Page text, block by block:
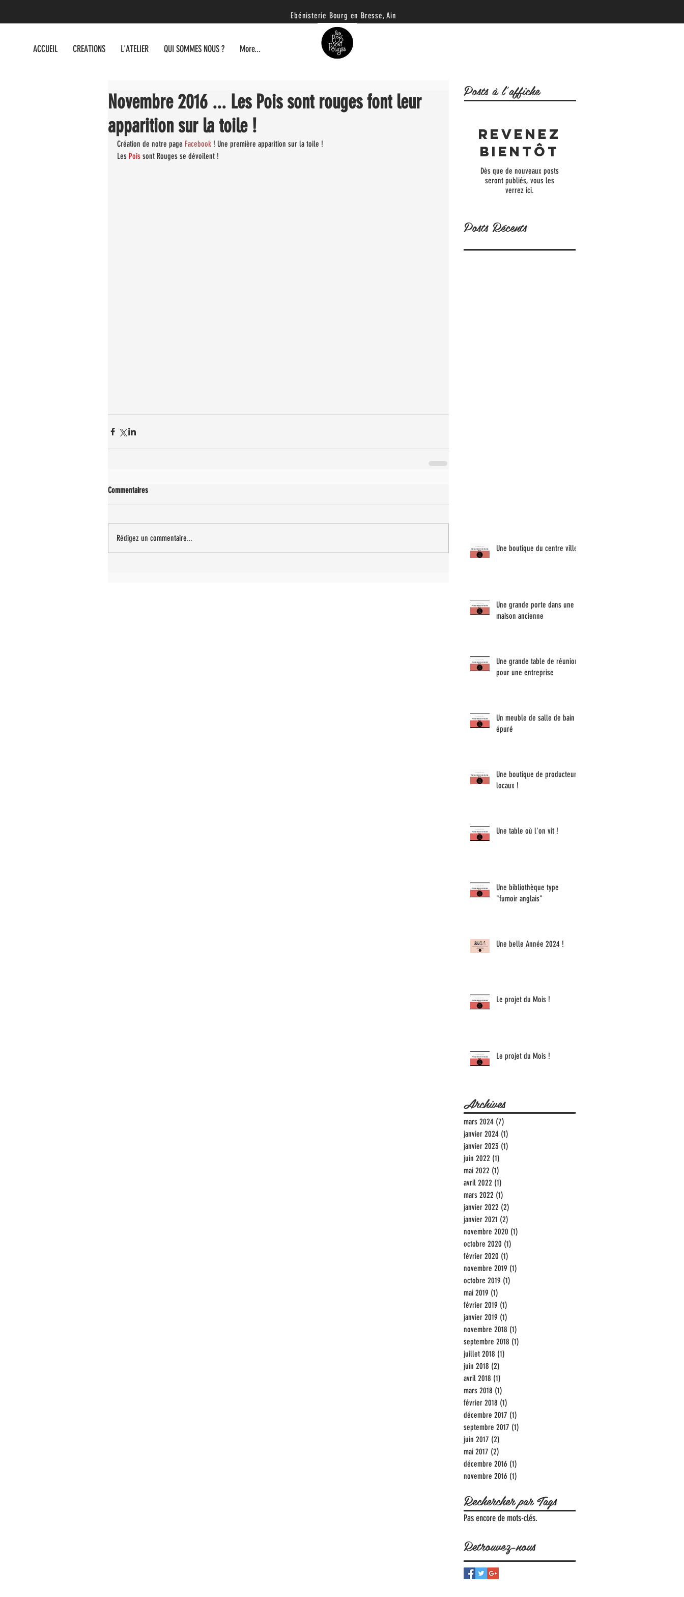
ACCUEIL CREATIONS L'ATELIER QUI SOMMES NOUS ? More...
Ebénisterie Bourg en Bresse, Ain
Novembre 2016 ... Les Pois sont rouges font leur
apparition sur la toile !
Création de notre page Facebook ! Une première apparition sur la toile !
Les Pois sont Rouges se dévoilent !
Commentaires
Rédigez un commentaire...
Posts à l'affiche
Revenez
bientôt
Dès que de nouveaux posts
seront publiés, vous les
verrez ici.
Posts Récents
Une boutique du centre ville !
Une grande porte dans une
maison ancienne
Une grande table de réunion
pour une entreprise
Un meuble de salle de bain
épuré
Une boutique de producteur
locaux !
Une table où l'on vit !
Une bibliothèque type
"fumoir anglais"
Une belle Année 2024 !
Le projet du Mois !
Le projet du Mois !
Archives
mars 2024 (7)
janvier 2024 (1)
janvier 2023 (1)
juin 2022 (1)
mai 2022 (1)
avril 2022 (1)
mars 2022 (1)
janvier 2022 (2)
janvier 2021 (2)
novembre 2020 (1)
octobre 2020 (1)
février 2020 (1)
novembre 2019 (1)
octobre 2019 (1)
mai 2019 (1)
février 2019 (1)
janvier 2019 (1)
novembre 2018 (1)
septembre 2018 (1)
juillet 2018 (1)
juin 2018 (2)
avril 2018 (1)
mars 2018 (1)
février 2018 (1)
décembre 2017 (1)
septembre 2017 (1)
juin 2017 (2)
mai 2017 (2)
décembre 2016 (1)
novembre 2016 (1)
Rechercher par Tags
Pas encore de mots-clés.
Retrouvez-nous